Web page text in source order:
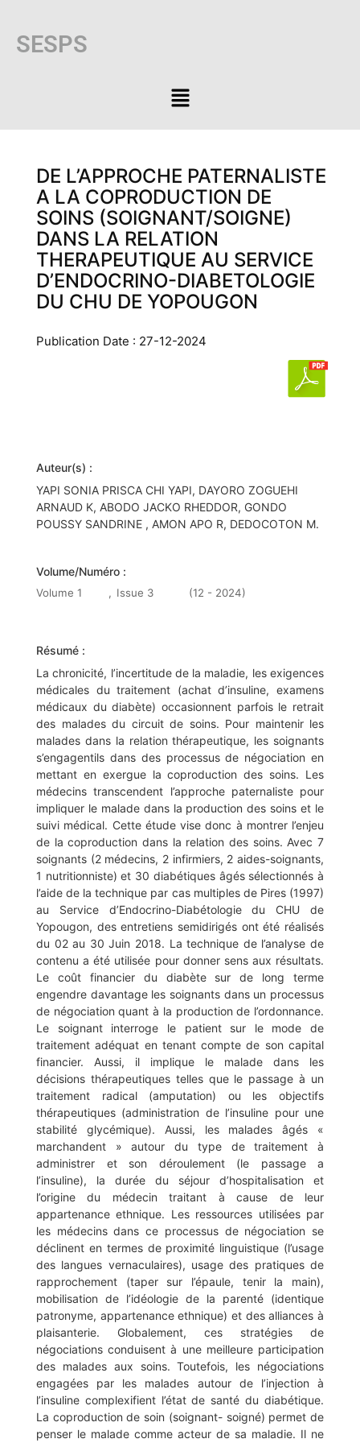
SESPS
DE L’APPROCHE PATERNALISTE
A LA COPRODUCTION DE
SOINS (SOIGNANT/SOIGNE)
DANS LA RELATION
THERAPEUTIQUE AU SERVICE
D’ENDOCRINO-DIABETOLOGIE
DU CHU DE YOPOUGON
Publication Date : 27-12-2024
Auteur(s) :
YAPI SONIA PRISCA CHI YAPI, DAYORO ZOGUEHI
ARNAUD K, ABODO JACKO RHEDDOR, GONDO
POUSSY SANDRINE , AMON APO R, DEDOCOTON M.
Volume/Numéro :
Volume 1 , Issue 3 (12 - 2024)
Résumé :
La chronicité, l’incertitude de la maladie, les exigences
médicales du traitement (achat d’insuline, examens
médicaux du diabète) occasionnent parfois le retrait
des malades du circuit de soins. Pour maintenir les
malades dans la relation thérapeutique, les soignants
s’engagentils dans des processus de négociation en
mettant en exergue la coproduction des soins. Les
médecins transcendent l’approche paternaliste pour
impliquer le malade dans la production des soins et le
suivi médical. Cette étude vise donc à montrer l’enjeu
de la coproduction dans la relation des soins. Avec 7
soignants (2 médecins, 2 infirmiers, 2 aides-soignants,
1 nutritionniste) et 30 diabétiques âgés sélectionnés à
l’aide de la technique par cas multiples de Pires (1997)
au Service d’Endocrino-Diabétologie du CHU de
Yopougon, des entretiens semidirigés ont été réalisés
du 02 au 30 Juin 2018. La technique de l’analyse de
contenu a été utilisée pour donner sens aux résultats.
Le coût financier du diabète sur de long terme
engendre davantage les soignants dans un processus
de négociation quant à la production de l’ordonnance.
Le soignant interroge le patient sur le mode de
traitement adéquat en tenant compte de son capital
financier. Aussi, il implique le malade dans les
décisions thérapeutiques telles que le passage à un
traitement radical (amputation) ou les objectifs
thérapeutiques (administration de l’insuline pour une
stabilité glycémique). Aussi, les malades âgés «
marchandent » autour du type de traitement à
administrer et son déroulement (le passage a
l’insuline), la durée du séjour d’hospitalisation et
l’origine du médecin traitant à cause de leur
appartenance ethnique. Les ressources utilisées par
les médecins dans ce processus de négociation se
déclinent en termes de proximité linguistique (l’usage
des langues vernaculaires), usage des pratiques de
rapprochement (taper sur l’épaule, tenir la main),
mobilisation de l’idéologie de la parenté (identique
patronyme, appartenance ethnique) et des alliances à
plaisanterie. Globalement, ces stratégies de
négociations conduisent à une meilleure participation
des malades aux soins. Toutefois, les négociations
engagées par les malades autour de l’injection à
l’insuline complexifient l’état de santé du diabétique.
La coproduction de soin (soignant- soigné) permet de
penser le malade comme acteur de sa maladie. Il ne